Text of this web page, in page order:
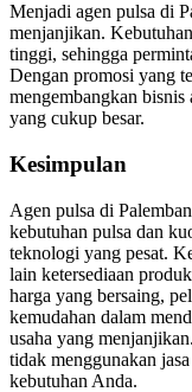
Menjadi agen pulsa di
menjanjikan.
tinggi, sehingga
Dengan promosi yang
mengembangkan
yang cukup besar.
Kesimpulan
Agen pulsa di
kebutuhan pulsa dan
teknologi yang pesat.
lain ketersediaan
harga yang bersaing,
kemudahan dalam
usaha yang
tidak menggunakan
kebutuhan Anda.